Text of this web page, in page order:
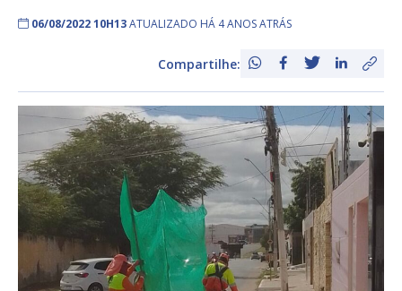
06/08/2022 10H13ATUALIZADO HÁ 4 ANOS ATRÁS
Compartilhe: